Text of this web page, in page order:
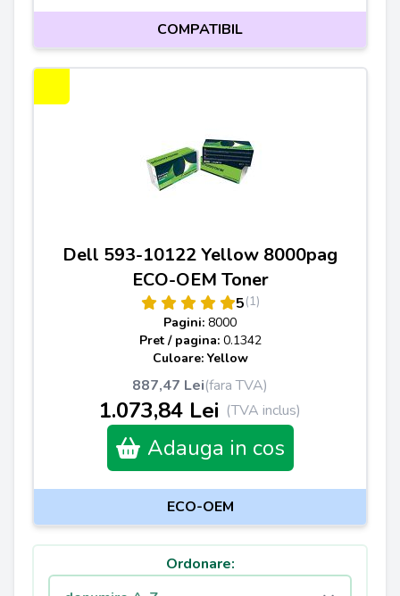
COMPATIBIL
Dell 593-10122 Yellow 8000pag
ECO-OEM Toner
5(1)
Pagini: 8000
Pret / pagina: 0.1342
Culoare: Yellow
887,47 Lei(fara TVA)
1.073,84 Lei (TVA inclus)
Adauga in cos
ECO-OEM
Ordonare: